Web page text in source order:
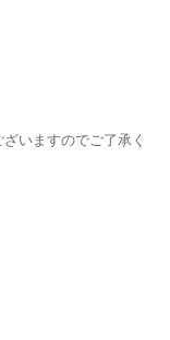
いますのでご了承く